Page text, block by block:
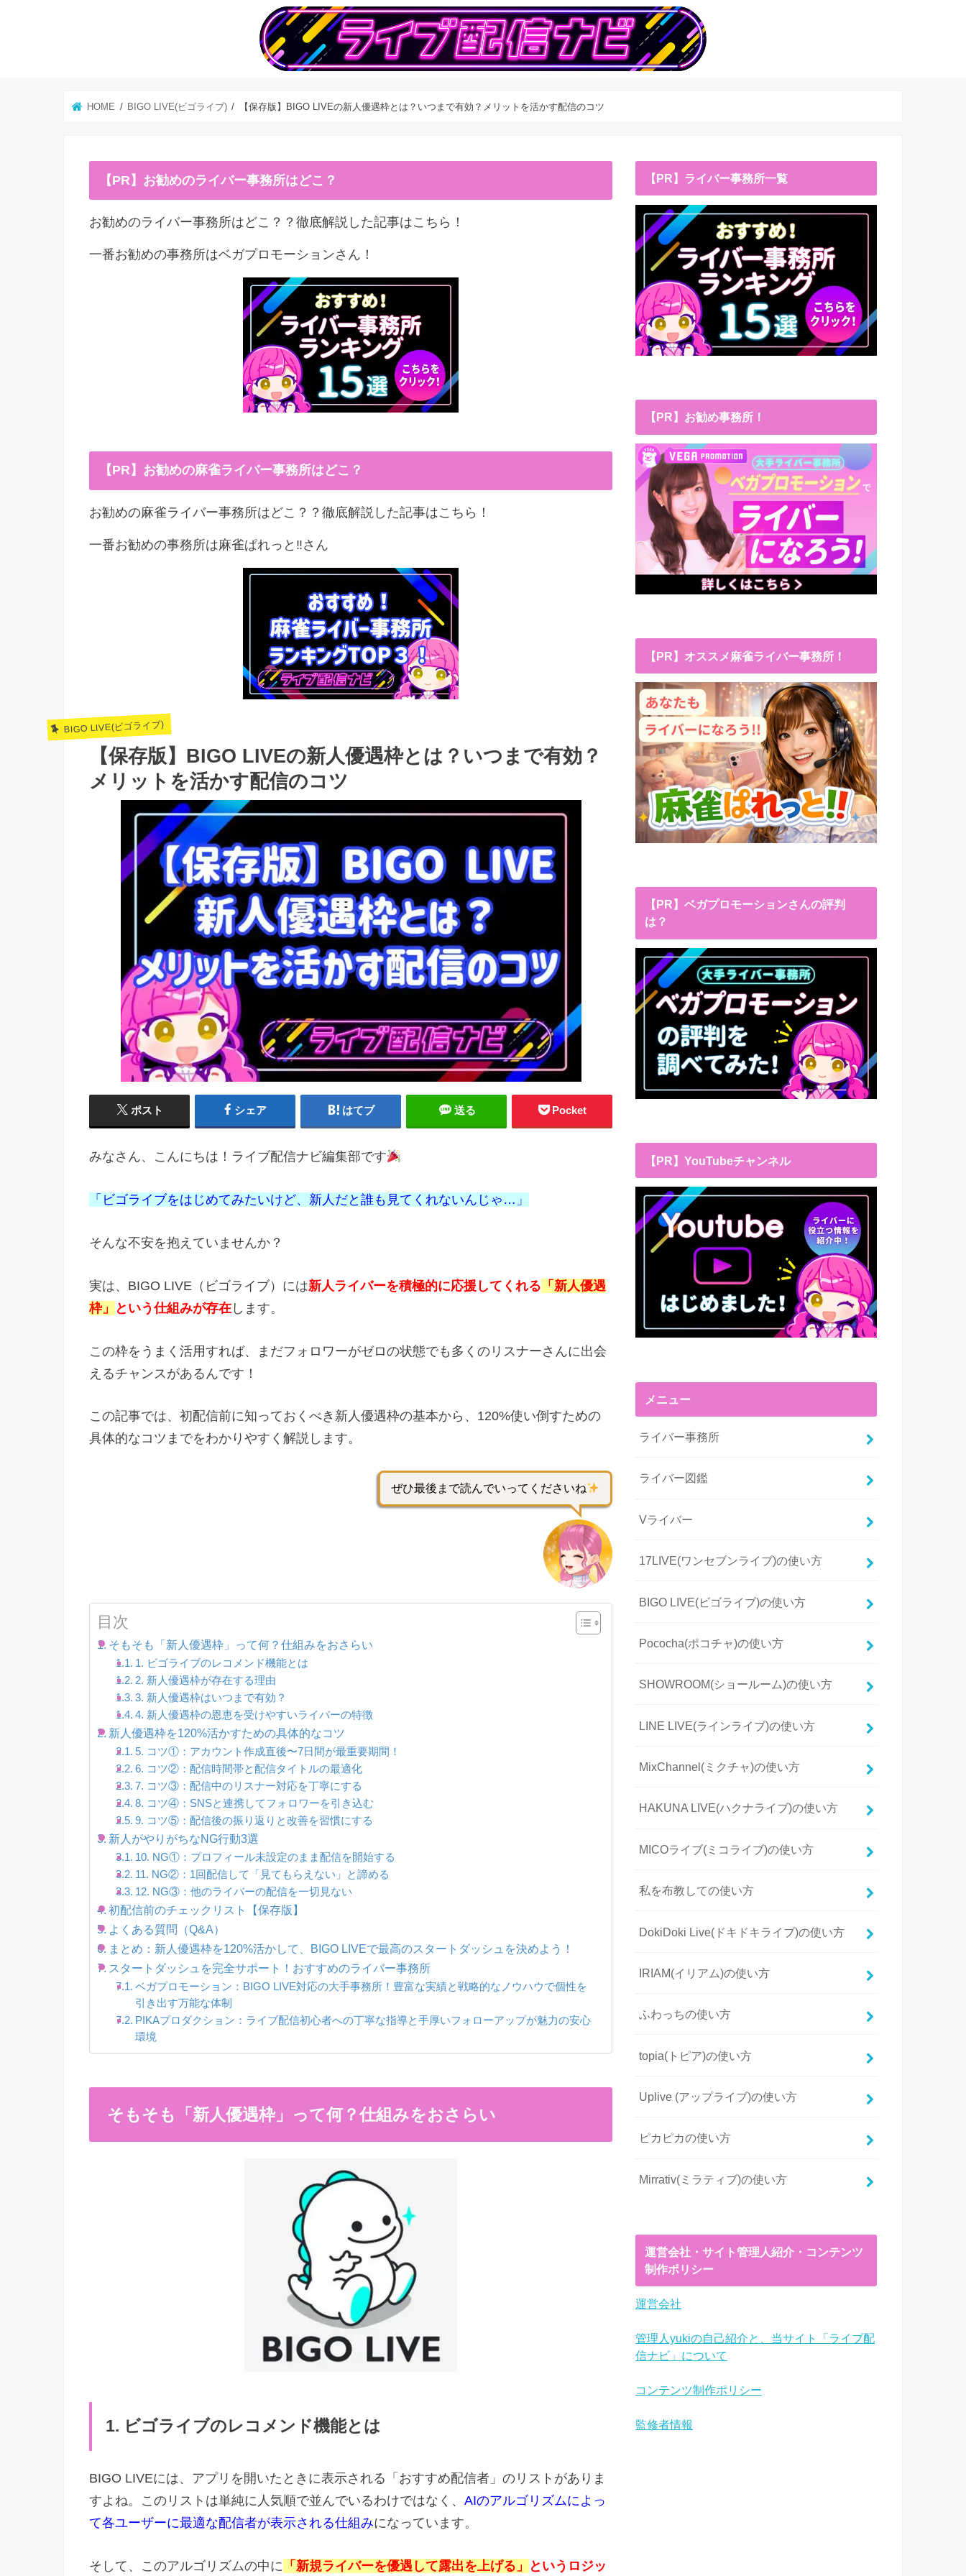
HOME BIGO LIVE(ビゴライブ) 【保存版】BIGO LIVEの新人優遇枠とは？いつまで有効？メリットを活かす配信のコツ
【PR】お勧めのライバー事務所はどこ？
お勧めのライバー事務所はどこ？？徹底解説した記事はこちら！
一番お勧めの事務所はベガプロモーションさん！
【PR】お勧めの麻雀ライバー事務所はどこ？
お勧めの麻雀ライバー事務所はどこ？？徹底解説した記事はこちら！
一番お勧めの事務所は麻雀ぱれっと‼︎さん
BIGO LIVE(ビゴライブ)
【保存版】BIGO LIVEの新人優遇枠とは？いつまで有効？
メリットを活かす配信のコツ
ポスト シェア はてブ 送る Pocket
みなさん、こんにちは！ライブ配信ナビ編集部です
「ビゴライブをはじめてみたいけど、新人だと誰も見てくれないんじゃ…」
そんな不安を抱えていませんか？
実は、BIGO LIVE（ビゴライブ）には新人ライバーを積極的に応援してくれる 「新人優遇
枠」
という仕組みが存在 します。
この枠をうまく活用すれば、まだフォロワーがゼロの状態でも多くのリスナーさんに出会
えるチャンスがあるんです！
この記事では、初配信前に知っておくべき新人優遇枠の基本から、120%使い倒すための
具体的なコツまでをわかりやすく解説します。
ぜひ最後まで読んでいってくださいね
目次
そもそも「新人優遇枠」って何？仕組みをおさらい
1. ビゴライブのレコメンド機能とは
2. 新人優遇枠が存在する理由
3. 新人優遇枠はいつまで有効？
4. 新人優遇枠の恩恵を受けやすいライバーの特徴
新人優遇枠を120%活かすための具体的なコツ
5. コツ①：アカウント作成直後〜7日間が最重要期間！
6. コツ②：配信時間帯と配信タイトルの最適化
7. コツ③：配信中のリスナー対応を丁寧にする
8. コツ④：SNSと連携してフォロワーを引き込む
9. コツ⑤：配信後の振り返りと改善を習慣にする
新人がやりがちなNG行動3選
10. NG①：プロフィール未設定のまま配信を開始する
11. NG②：1回配信して「見てもらえない」と諦める
12. NG③：他のライバーの配信を一切見ない
初配信前のチェックリスト【保存版】
よくある質問（Q&A）
まとめ：新人優遇枠を120%活かして、BIGO LIVEで最高のスタートダッシュを決めよう！
スタートダッシュを完全サポート！おすすめのライバー事務所
ベガプロモーション：BIGO LIVE対応の大手事務所！豊富な実績と戦略的なノウハウで個性を
引き出す万能な体制
PIKAプロダクション：ライブ配信初心者への丁寧な指導と手厚いフォローアップが魅力の安心
環境
そもそも「新人優遇枠」って何？仕組みをおさらい
1. ビゴライブのレコメンド機能とは
BIGO LIVEには、アプリを開いたときに表示される「おすすめ配信者」のリストがありま
すよね。このリストは単純に人気順で並んでいるわけではなく、 AIのアルゴリズムによっ
て各ユーザーに最適な配信者が表示される仕組みになっています。
そして、このアルゴリズムの中に 「新規ライバーを優遇して露出を上げる」 というロジッ
【PR】ライバー事務所一覧
【PR】お勧め事務所！
【PR】オススメ麻雀ライバー事務所！
【PR】ベガプロモーションさんの評判
は？
【PR】YouTubeチャンネル
メニュー
ライバー事務所
ライバー図鑑
Vライバー
17LIVE(ワンセブンライブ)の使い方
BIGO LIVE(ビゴライブ)の使い方
Pococha(ポコチャ)の使い方
SHOWROOM(ショールーム)の使い方
LINE LIVE(ラインライブ)の使い方
MixChannel(ミクチャ)の使い方
HAKUNA LIVE(ハクナライブ)の使い方
MICOライブ(ミコライブ)の使い方
私を布教しての使い方
DokiDoki Live(ドキドキライブ)の使い方
IRIAM(イリアム)の使い方
ふわっちの使い方
topia(トピア)の使い方
Uplive (アップライブ)の使い方
ピカピカの使い方
Mirrativ(ミラティブ)の使い方
運営会社・サイト管理人紹介・コンテンツ
制作ポリシー
運営会社
管理人yukiの自己紹介と、当サイト「ライブ配
信ナビ」について
コンテンツ制作ポリシー
監修者情報